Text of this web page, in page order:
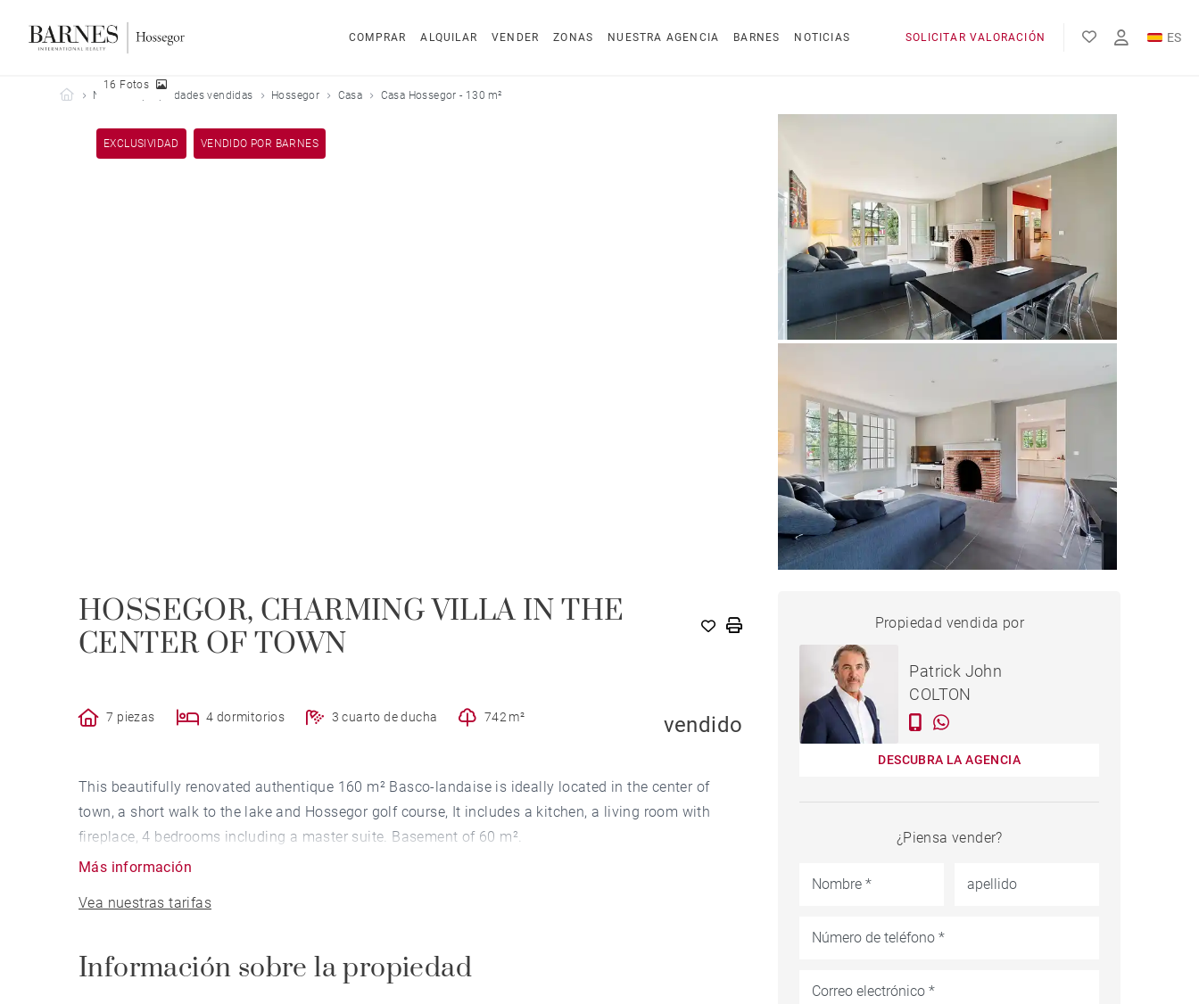
COMPRAR ALQUILAR VENDER ZONAS NUESTRA AGENCIA BARNES NOTICIAS SOLICITAR VALORACIÓN ES
EN
Barnes Hossegor
Nuestras propiedades vendidas Hossegor Casa Casa Hossegor - 130 m²
EXCLUSIVIDAD VENDIDO POR BARNES
16 Fotos
HOSSEGOR, CHARMING VILLA IN THE
CENTER OF TOWN
7 piezas 4 dormitorios 3 cuarto de ducha 742 m² vendido
This beautifully renovated authentique 160 m² Basco-landaise is ideally located in the center of
town, a short walk to the lake and Hossegor golf course, It includes a kitchen, a living room with
fireplace, 4 bedrooms including a master suite. Basement of 60 m².
Más información
Vea nuestras tarifas
Información sobre la propiedad
CASA HOSSEGOR - 130 M²
Propiedad vendida por
Patrick John
COLTON
DESCUBRA LA AGENCIA
¿Piensa vender?